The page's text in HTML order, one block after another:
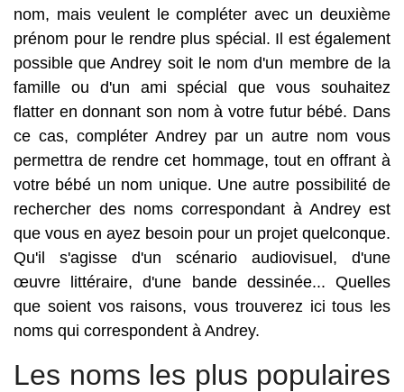
nom, mais veulent le compléter avec un deuxième
prénom pour le rendre plus spécial. Il est également
possible que Andrey soit le nom d'un membre de la
famille ou d'un ami spécial que vous souhaitez
flatter en donnant son nom à votre futur bébé. Dans
ce cas, compléter Andrey par un autre nom vous
permettra de rendre cet hommage, tout en offrant à
votre bébé un nom unique. Une autre possibilité de
rechercher des noms correspondant à Andrey est
que vous en ayez besoin pour un projet quelconque.
Qu'il s'agisse d'un scénario audiovisuel, d'une
œuvre littéraire, d'une bande dessinée... Quelles
que soient vos raisons, vous trouverez ici tous les
noms qui correspondent à Andrey.
Les noms les plus populaires